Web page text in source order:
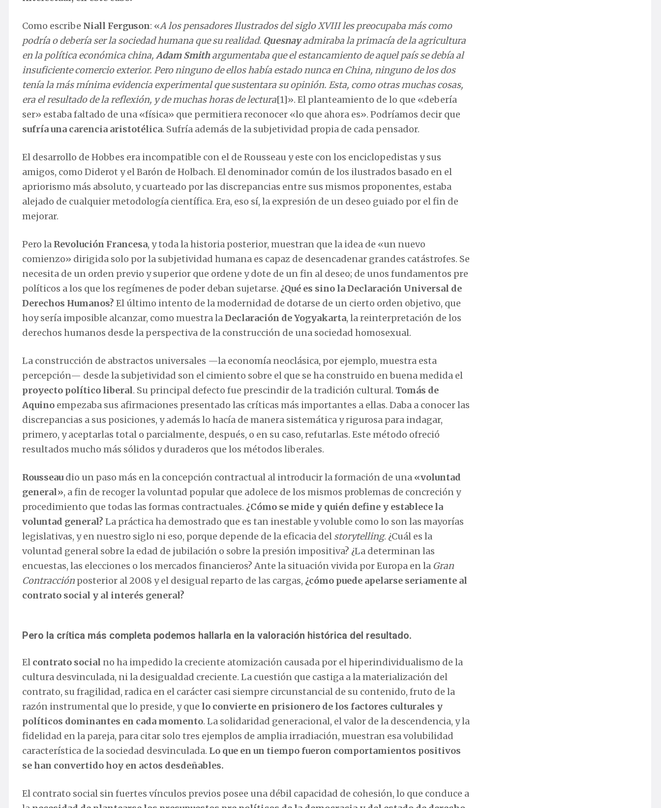
Como escribe Niall Ferguson: «A los pensadores Ilustrados del siglo XVIII les preocupaba más como
podría o debería ser la sociedad humana que su realidad. Quesnayadmiraba la primacía de la agricultura
en la política económica china, Adam Smithargumentaba que el estancamiento de aquel país se debía al
insuficiente comercio exterior. Pero ninguno de ellos había estado nunca en China, ninguno de los dos
tenía la más mínima evidencia experimental que sustentara su opinión. Esta, como otras muchas cosas,
era el resultado de la reflexión, y de muchas horas de lectura[1]». El planteamiento de lo que «debería
ser» estaba faltado de una «física» que permitiera reconocer «lo que ahora es». Podríamos decir que
sufría una carencia aristotélica. Sufría además de la subjetividad propia de cada pensador.
El desarrollo de Hobbes era incompatible con el de Rousseau y este con los enciclopedistas y sus
amigos, como Diderot y el Barón de Holbach. El denominador común de los ilustrados basado en el
apriorismo más absoluto, y cuarteado por las discrepancias entre sus mismos proponentes, estaba
alejado de cualquier metodología científica. Era, eso sí, la expresión de un deseo guiado por el fin de
mejorar.
Pero la Revolución Francesa, y toda la historia posterior, muestran que la idea de «un nuevo
comienzo» dirigida solo por la subjetividad humana es capaz de desencadenar grandes catástrofes. Se
necesita de un orden previo y superior que ordene y dote de un fin al deseo; de unos fundamentos pre
políticos a los que los regímenes de poder deban sujetarse. ¿Qué es sino la Declaración Universal de
Derechos Humanos? El último intento de la modernidad de dotarse de un cierto orden objetivo, que
hoy sería imposible alcanzar, como muestra laDeclaración de Yogyakarta, la reinterpretación de los
derechos humanos desde la perspectiva de la construcción de una sociedad homosexual.
La construcción de abstractos universales —la economía neoclásica, por ejemplo, muestra esta
percepción— desde la subjetividad son el cimiento sobre el que se ha construido en buena medida el
proyecto político liberal. Su principal defecto fue prescindir de la tradición cultural. Tomás de
Aquino empezaba sus afirmaciones presentado las críticas más importantes a ellas. Daba a conocer las
discrepancias a sus posiciones, y además lo hacía de manera sistemática y rigurosa para indagar,
primero, y aceptarlas total o parcialmente, después, o en su caso, refutarlas. Este método ofreció
resultados mucho más sólidos y duraderos que los métodos liberales.
Rousseau dio un paso más en la concepción contractual al introducir la formación de una «voluntad
general», a fin de recoger la voluntad popular que adolece de los mismos problemas de concreción y
procedimiento que todas las formas contractuales. ¿Cómo se mide y quién define y establece la
voluntad general? La práctica ha demostrado que es tan inestable y voluble como lo son las mayorías
legislativas, y en nuestro siglo ni eso, porque depende de la eficacia del storytelling. ¿Cuál es la
voluntad general sobre la edad de jubilación o sobre la presión impositiva? ¿La determinan las
encuestas, las elecciones o los mercados financieros? Ante la situación vivida por Europa en la Gran
Contracción posterior al 2008 y el desigual reparto de las cargas, ¿cómo puede apelarse seriamente al
contrato social y al interés general?
Pero la crítica más completa podemos hallarla en la valoración histórica del resultado.
El contrato social no ha impedido la creciente atomización causada por el hiperindividualismo de la
cultura desvinculada, ni la desigualdad creciente. La cuestión que castiga a la materialización del
contrato, su fragilidad, radica en el carácter casi siempre circunstancial de su contenido, fruto de la
razón instrumental que lo preside, y que lo convierte en prisionero de los factores culturales y
políticos dominantes en cada momento. La solidaridad generacional, el valor de la descendencia, y la
fidelidad en la pareja, para citar solo tres ejemplos de amplia irradiación, muestran esa volubilidad
característica de la sociedad desvinculada. Lo que en un tiempo fueron comportamientos positivos
se han convertido hoy en actos desdeñables.
El contrato social sin fuertes vínculos previos posee una débil capacidad de cohesión, lo que conduce a